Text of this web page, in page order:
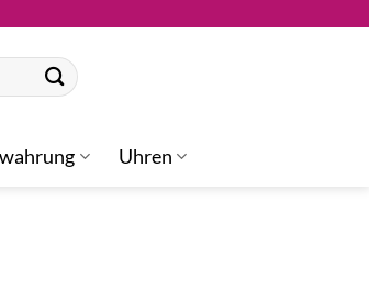
Uhren